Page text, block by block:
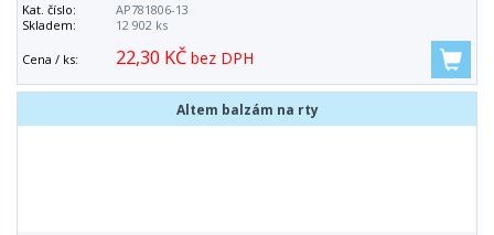
Kat. číslo:
AP781806-13
Skladem:
12 902 ks
Cena / ks: 22,30 KČ bez DPH
Altem balzám na rty